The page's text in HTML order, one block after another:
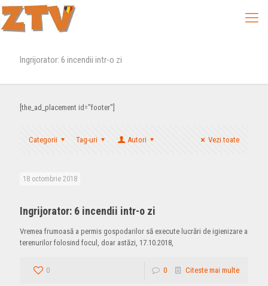
Ingrijorator: 6 incendii intr-o zi
[the_ad_placement id="footer"]
Categorii Tag-uri Autori Vezi toate
18 octombrie 2018
Ingrijorator: 6 incendii intr-o zi
Vremea frumoasă a permis gospodarilor să execute lucrări de igienizare a
terenurilor folosind focul, doar astăzi, 17.10.2018,
0 0 Citeste mai multe